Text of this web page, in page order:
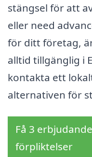
stängsel för att
eller need
för ditt företag,
alltid tillgänglig i
kontakta ett
alternativen för
Få 3
förpliktelser